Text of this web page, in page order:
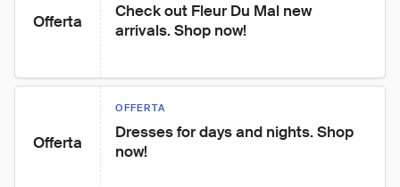
Offerta
Check out Fleur Du Mal new
arrivals. Shop now!
Offerta
OFFERTA
Dresses for days and nights. Shop
now!